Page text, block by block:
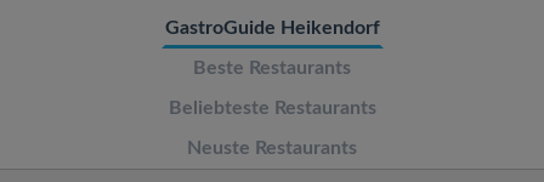
GastroGuide Heikendorf
Beste Restaurants
Beliebteste Restaurants
Neuste Restaurants